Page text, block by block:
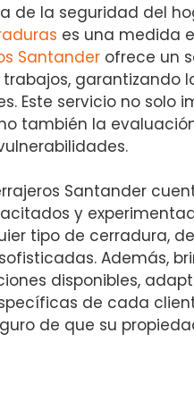
de la seguridad del
es una medida
Santander ofrece un
garantizando
Este servicio no solo
también la
Santander
y
tipo de cerradura,
Además,
disponibles,
de cada
de que su